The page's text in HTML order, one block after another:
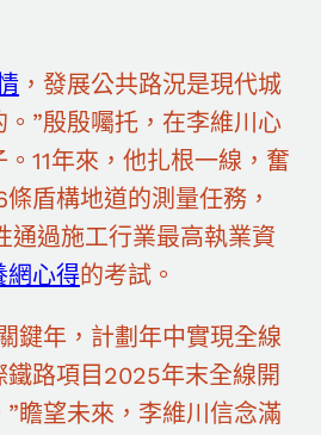
，發展公共路況是現代城
”殷殷囑托，在李維川心
11年來，他扎根一線，奮
盾構地道的測量任務，
通過施工行業最高執業資
網心得的考試。
鍵年，計劃年中實現全線
鐵路項目2025年末全線開
瞻望未來，李維川信念滿